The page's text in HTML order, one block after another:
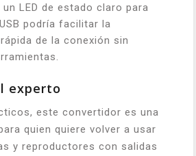
LED de estado claro para
podría facilitar la
de la conexión sin
experto
este convertidor es una
quien quiere volver a usar
y reproductores con salidas